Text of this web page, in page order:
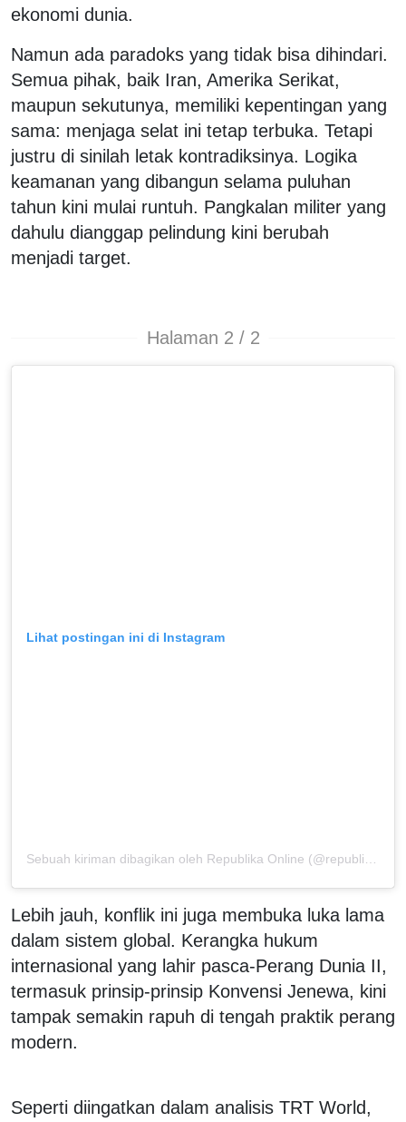
ekonomi dunia.
Namun ada paradoks yang tidak bisa dihindari.
Semua pihak, baik Iran, Amerika Serikat,
maupun sekutunya, memiliki kepentingan yang
sama: menjaga selat ini tetap terbuka. Tetapi
justru di sinilah letak kontradiksinya. Logika
keamanan yang dibangun selama puluhan
tahun kini mulai runtuh. Pangkalan militer yang
dahulu dianggap pelindung kini berubah
menjadi target.
Halaman 2 / 2
Lihat postingan ini di Instagram
Sebuah kiriman dibagikan oleh Republika Online (@republikaonline)
Lebih jauh, konflik ini juga membuka luka lama
dalam sistem global. Kerangka hukum
internasional yang lahir pasca-Perang Dunia II,
termasuk prinsip-prinsip Konvensi Jenewa, kini
tampak semakin rapuh di tengah praktik perang
modern.
Seperti diingatkan dalam analisis TRT World,